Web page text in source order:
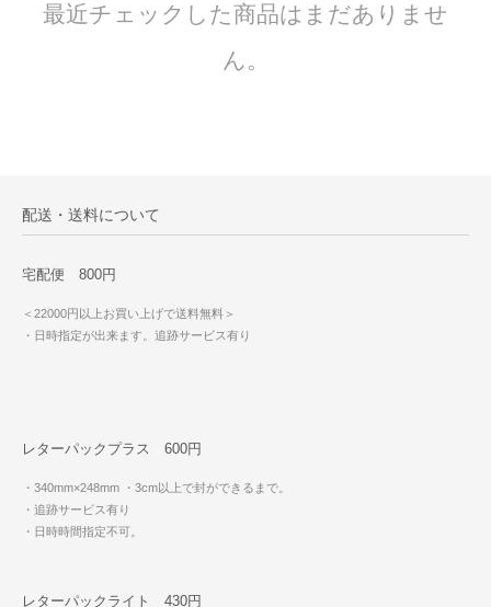
最近チェックした商品はまだありませ
ん。
配送・送料について
宅配便 800円
＜22000円以上お買い上げで送料無料＞
・日時指定が出来ます。追跡サービス有り
レターパックプラス 600円
・340mm×248mm ・3cm以上で封ができるまで。
・追跡サービス有り
・日時時間指定不可。
レターパックライト 430円